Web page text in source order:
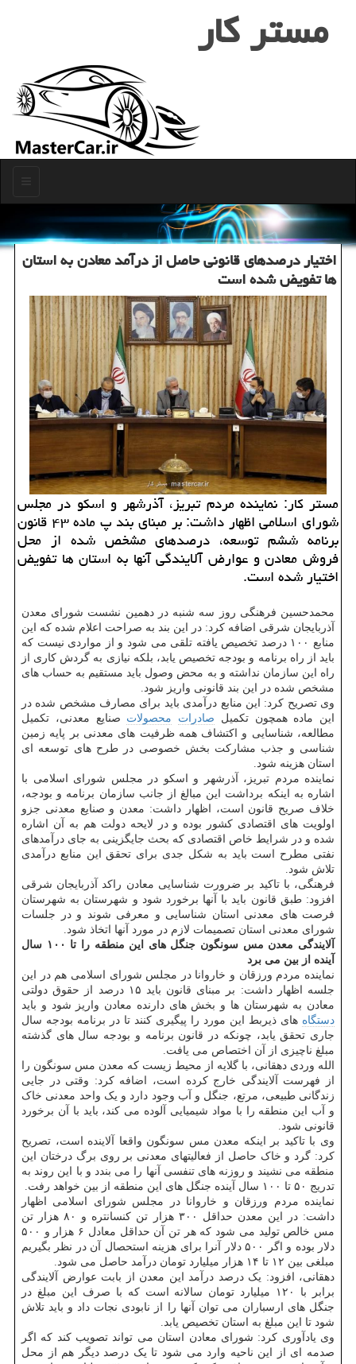
مستر كار
اختیار درصدهای قانونی حاصل از درآمد معادن به استان
ها تفویض شده است
مستر كار: نماینده مردم تبریز، آذرشهر و اسكو در مجلس
شورای اسلامی اظهار داشت: بر مبنای بند پ ماده ۴۳ قانون
برنامه ششم توسعه، درصدهای مشخص شده از محل
فروش معادن و عوارض آلایندگی آنها به استان ها تفویض
اختیار شده است.
محمدحسین فرهنگی روز سه شنبه در دهمین نشست شورای معدن
آذربایجان شرقی اضافه کرد: در این بند به صراحت اعلام شده که این
منابع ۱۰۰ درصد تخصیص یافته تلقی می شود و از مواردی نیست که
باید از راه برنامه و بودجه تخصیص یابد، بلکه نیازی به گردش کاری از
راه این سازمان نداشته و به محض وصول باید مستقیم به حساب های
مشخص شده در این بند قانونی واریز شود.
وی تصریح کرد: این منابع درآمدی باید برای مصارف مشخص شده در
این ماده همچون تکمیل صادرات محصولات صنایع معدنی، تکمیل
مطالعه، شناسایی و اکتشاف همه ظرفیت های معدنی بر پایه زمین
شناسی و جذب مشارکت بخش خصوصی در طرح های توسعه ای
استان هزینه شود.
نماینده مردم تبریز، آذرشهر و اسکو در مجلس شورای اسلامی با
اشاره به اینکه برداشت این مبالغ از جانب سازمان برنامه و بودجه،
خلاف صریح قانون است، اظهار داشت: معدن و صنایع معدنی جزو
اولویت های اقتصادی کشور بوده و در لایحه دولت هم به آن اشاره
شده و در شرایط خاص اقتصادی که بحث جایگزینی به جای درآمدهای
نفتی مطرح است باید به شکل جدی برای تحقق این منابع درآمدی
تلاش شود.
فرهنگی، با تاکید بر ضرورت شناسایی معادن راکد آذربایجان شرقی
افزود: طبق قانون باید با آنها برخورد شود و شهرستان به شهرستان
فرصت های معدنی استان شناسایی و معرفی شوند و در جلسات
شورای معدنی استان تصمیمات لازم در مورد آنها اتخاذ شود.
آلایندگی معدن مس سونگون جنگل های این منطقه را تا ۱۰۰ سال
آینده از بین می برد
نماینده مردم ورزقان و خاروانا در مجلس شورای اسلامی هم در این
جلسه اظهار داشت: بر مبنای قانون باید ۱۵ درصد از حقوق دولتی
معادن به شهرستان ها و بخش های دارنده معادن واریز شود و باید
دستگاه های ذیربط این مورد را پیگیری کنند تا در برنامه بودجه سال
جاری تحقق یابد، چونکه در قانون برنامه و بودجه سال های گذشته
مبلغ ناچیزی از آن اختصاص می یافت.
الله وردی دهقانی، با گلایه از محیط زیست که معدن مس سونگون را
از فهرست آلایندگی خارج کرده است، اضافه کرد: وقتی در جایی
زندگانی طبیعی، مرتع، جنگل و آب وجود دارد و یک واحد معدنی خاک
و آب این منطقه را با مواد شیمیایی آلوده می کند، باید با آن برخورد
قانونی شود.
وی با تاکید بر اینکه معدن مس سونگون واقعا آلاینده است، تصریح
کرد: گرد و خاک حاصل از فعالیتهای معدنی بر روی برگ درختان این
منطقه می نشیند و روزنه های تنفسی آنها را می بندد و با این روند به
تدریج ۵۰ تا ۱۰۰ سال آینده جنگل های این منطقه از بین خواهد رفت.
نماینده مردم ورزقان و خاروانا در مجلس شورای اسلامی اظهار
داشت: در این معدن حداقل ۳۰۰ هزار تن کنسانتره و ۸۰ هزار تن
مس خالص تولید می شود که هر تن آن حداقل معادل ۶ هزار و ۵۰۰
دلار بوده و اگر ۵۰۰ دلار آنرا برای هزینه استحصال آن در نظر بگیریم
مبلغی بین ۱۲ تا ۱۴ هزار میلیارد تومان درآمد حاصل می شود.
دهقانی، افزود: یک درصد درآمد این معدن از بابت عوارض آلایندگی
برابر با ۱۲۰ میلیارد تومان سالانه است که با صرف این مبلغ در
جنگل های ارسباران می توان آنها را از نابودی نجات داد و باید تلاش
شود تا این مبلغ به استان تخصیص یابد.
وی یادآوری کرد: شورای معادن استان می تواند تصویب کند که اگر
صدمه ای از این ناحیه وارد می شود تا یک درصد دیگر هم از محل